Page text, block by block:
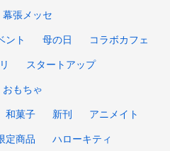
幕張メッセ
ント 母の日 コラボカフェ
スタートアップ
おもちゃ
和菓子 新刊 アニメイト
定商品 ハローキティ